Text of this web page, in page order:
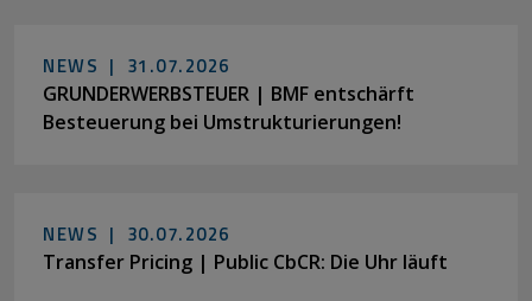
NEWS | 31.07.2026
GRUNDERWERBSTEUER | BMF entschärft
Besteuerung bei Umstrukturierungen!
NEWS | 30.07.2026
Transfer Pricing | Public CbCR: Die Uhr läuft